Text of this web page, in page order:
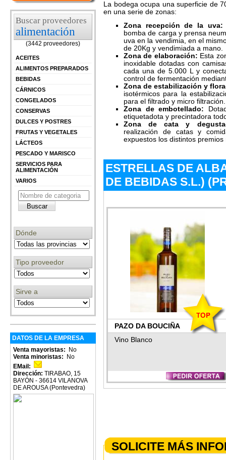
Buscar proveedores
alimentación
(3442 proveedores)
ACEITES
ALIMENTOS PREPARADOS
BEBIDAS
CÁRNICOS
CONGELADOS
CONSERVAS
DULCES Y POSTRES
FRUTAS Y VEGETALES
LÁCTEOS
PESCADO Y MARISCO
SERVICIOS PARA
ALIMENTACIÓN
VARIOS
Dónde
Tipo proveedor
Sirve a
DATOS DE LA EMPRESA
Venta mayoristas:
No
Venta minoristas:
No
EMail:
Dirección: TIRABAO, 15
BAYÓN - 36614 VILANOVA
DE AROUSA (Pontevedra)
La bodega ocupa una superficie de
en una serie de zonas:
Zona recepción de la
bomba de carga y prensa
uva en la vendimia, en el
de 20Kg y vendimiada a mano.
Zona de elaboración: Esta
inoxidable dotadas con
cada una de 5.000 L y
control de fermentación
Zona de estabilización y
isotérmicos para la
para el filtrado y micro filtración.
Zona de embotellado:
etiquetadota y precintadora
Zona de cata y
realización de catas y
expuestos los distintos premios
ESTRELLAS DE
DE BEBIDAS S.L.)
PAZO DA BOUCIÑA
Vino Blanco
SOLICITE MÁS